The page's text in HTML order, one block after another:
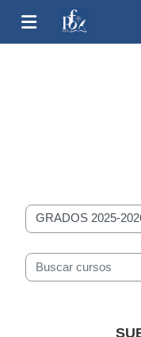
Salta al contenido
Panel lateral
Categorías
Buscar cursos